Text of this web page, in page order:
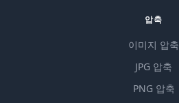
압축
이미지 압축
JPG 압축
PNG 압축